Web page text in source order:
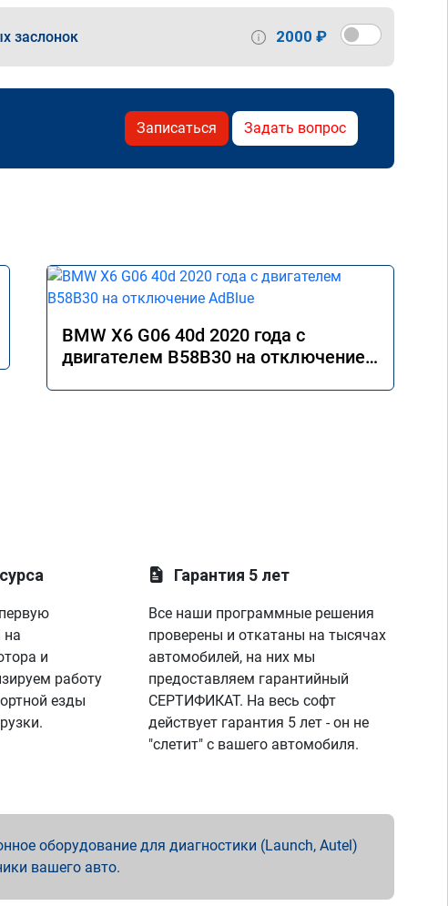
заслонок 2000 ₽
Записаться Задать вопрос
BMW X6 G06 40d 2020 года с
двигателем B58B30 на отключение
на
и
работу
езды
Гарантия 5 лет
Все наши программные решения
проверены и откатаны на тысячах
автомобилей, на них мы
предоставляем гарантийный
СЕРТИФИКАТ. На весь софт
действует гарантия 5 лет - он не
"слетит" с вашего автомобиля.
оборудование для диагностики (Launch, Autel)
вашего авто.